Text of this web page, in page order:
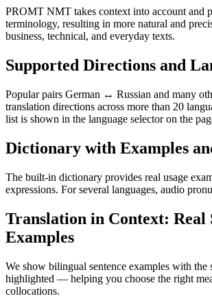
PROMT NMT takes context into account and
terminology, resulting in more natural and
business, technical, and everyday texts.
Supported Directions and
Popular pairs German ↔ Russian and many
translation directions across more than 20
list is shown in the language selector on the
Dictionary with Examples
The built-in dictionary provides real usage
expressions. For several languages, audio
Translation in Context: Real
Examples
We show bilingual sentence examples with the
highlighted — helping you choose the right
collocations.